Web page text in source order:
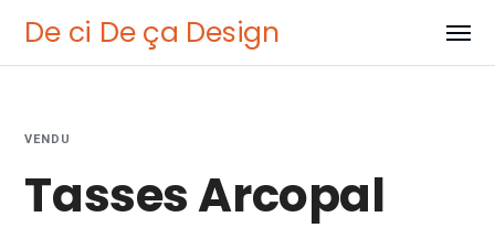
De ci De ça Design
VENDU
Tasses Arcopal